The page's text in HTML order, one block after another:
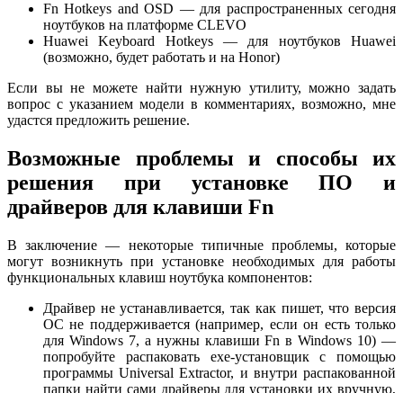
Fn Hotkeys and OSD — для распространенных сегодня
ноутбуков на платформе CLEVO
Huawei Keyboard Hotkeys — для ноутбуков Huawei
(возможно, будет работать и на Honor)
Если вы не можете найти нужную утилиту, можно задать
вопрос с указанием модели в комментариях, возможно, мне
удастся предложить решение.
Возможные проблемы и способы их
решения при установке ПО и
драйверов для клавиши Fn
В заключение — некоторые типичные проблемы, которые
могут возникнуть при установке необходимых для работы
функциональных клавиш ноутбука компонентов:
Драйвер не устанавливается, так как пишет, что версия
ОС не поддерживается (например, если он есть только
для Windows 7, а нужны клавиши Fn в Windows 10) —
попробуйте распаковать exe-установщик с помощью
программы Universal Extractor, и внутри распакованной
папки найти сами драйверы для установки их вручную,